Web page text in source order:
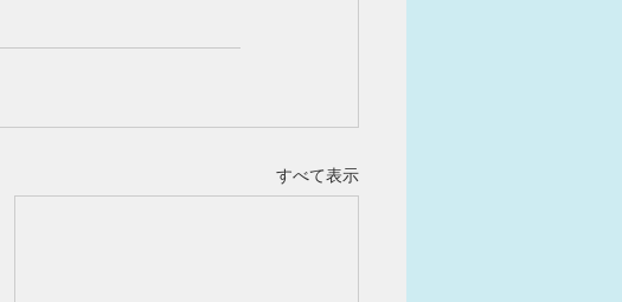
すべて表示